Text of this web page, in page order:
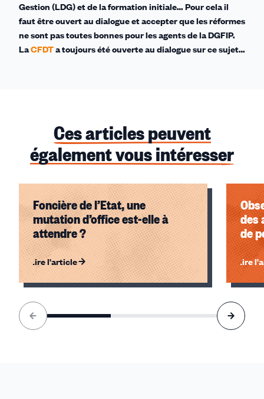
Gestion (LDG) et de la formation initiale… Pour cela il
faut être ouvert au dialogue et accepter que les réformes
ne sont pas toutes bonnes pour les agents de la DGFIP.
LaCFDTa toujours été ouverte au dialogue sur ce sujet…
Ces articles peuvent
également vous intéresser
Foncière de l’Etat, une
mutation d’office est-elle à
attendre ?
Lire l'article
des
de
Lire